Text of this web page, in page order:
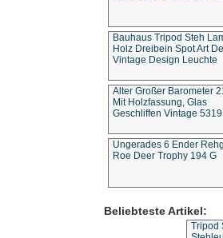
Bauhaus Tripod Steh
Holz Dreibein Spot Art
Vintage Design Leuchte
Alter Großer Barometer
Mit Holzfassung, Glas
Geschliffen Vintage
Ungerades 6 Ender
Roe Deer Trophy 194 G
Beliebteste Artikel:
Tripod